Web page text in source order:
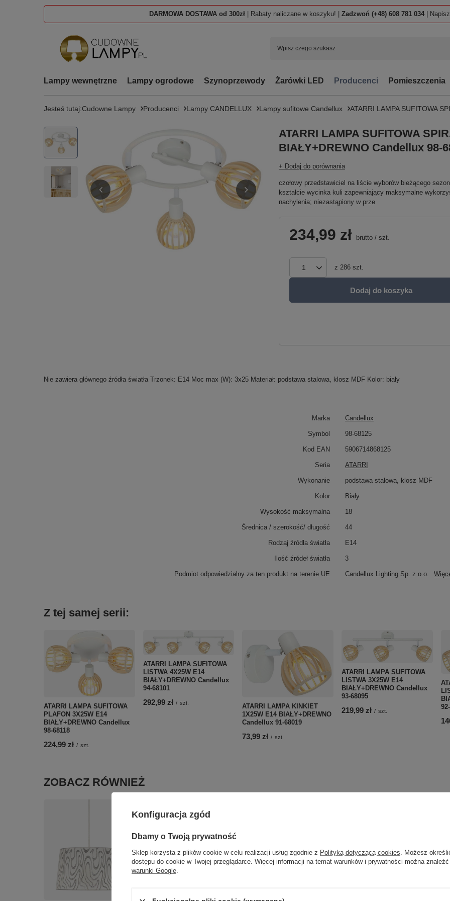
DARMOWA DOSTAWA od 300zł | Rabaty naliczane w koszyku! | Zadzwoń (+48) 608 781 034 |
Lampy wewnętrzne Lampy ogrodowe Szynoprzewody Żarówki LED Producenci Pomieszczenia
Jesteś tutaj:Cudowne Lampy Producenci Lampy CANDELLUX Lampy sufitowe Candellux ATARRI LAMPA SUFITOWA
ATARRI LAMPA SUFITOWA
BIAŁY+DREWNO Candellux 98-
+ Dodaj do porównania
czołowy przedstawiciel na liście wyborów bieżącego
kształcie wycinka kuli zapewniający maksymalne
nachylenia; niezastąpiony w prze
234,99 zł brutto / szt.
z 286 szt.
Dodaj do koszyka
Nie zawiera głównego źródła światła Trzonek: E14 Moc max (W): 3x25 Materiał: podstawa stalowa, klosz MDF Kolor: biały
Marka Candellux
Podmiot odpowiedzialny za ten produkt na terenie UE Candellux Lighting Sp. z o.o.
Symbol 98-68125
Kod EAN 5906714868125
Seria ATARRI
Wykonanie podstawa stalowa, klosz MDF
Kolor Biały
Wysokość maksymalna 18
Średnica / szerokość/ długość 44
Rodzaj źródła światła E14
Ilość źródeł światła 3
Z tej samej serii:
ATARRI LAMPA SUFITOWA
PLAFON 3X25W E14
BIAŁY+DREWNO Candellux
98-68118
224,99 zł / szt.
ATARRI LAMPA SUFITOWA
LISTWA 4X25W E14
BIAŁY+DREWNO Candellux
94-68101
292,99 zł / szt.
ATARRI LAMPA KINKIET
1X25W E14 BIAŁY+DREWNO
Candellux 91-68019
73,99 zł / szt.
ATARRI LAMPA SUFITOWA
LISTWA 3X25W E14
BIAŁY+DREWNO Candellux
93-68095
219,99 zł / szt.
ZOBACZ RÓWNIEŻ
FIERA LAMPA SUFITOWA
PLAFON 31 2X60W E27
156,99 zł
Konfiguracja zgód
Dbamy o Twoją prywatność
Sklep korzysta z plików cookie w celu realizacji usług zgodnie z Polityką dotyczącą cookies . Możesz
dostępu do cookie w Twojej przeglądarce. Więcej informacji na temat warunków i prywatności można
warunki Google